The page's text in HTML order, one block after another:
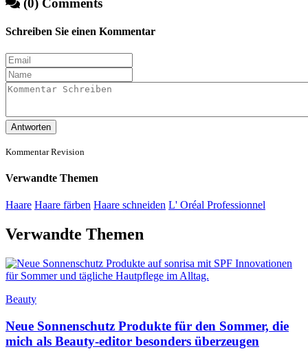
(0) Comments
Schreiben Sie einen Kommentar
Antworten
Kommentar Revision
Verwandte Themen
Haare Haare färben Haare schneiden L' Oréal Professionnel
Verwandte Themen
Beauty
Neue Sonnenschutz Produkte für den Sommer, die
mich als Beauty-editor besonders überzeugen